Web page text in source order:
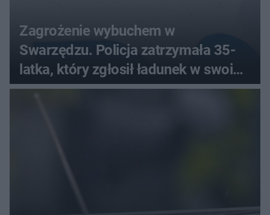
Zagrożenie wybuchem w
Swarzędzu. Policja zatrzymała 35-
latka, który zgłosił ładunek w swoim
aucie